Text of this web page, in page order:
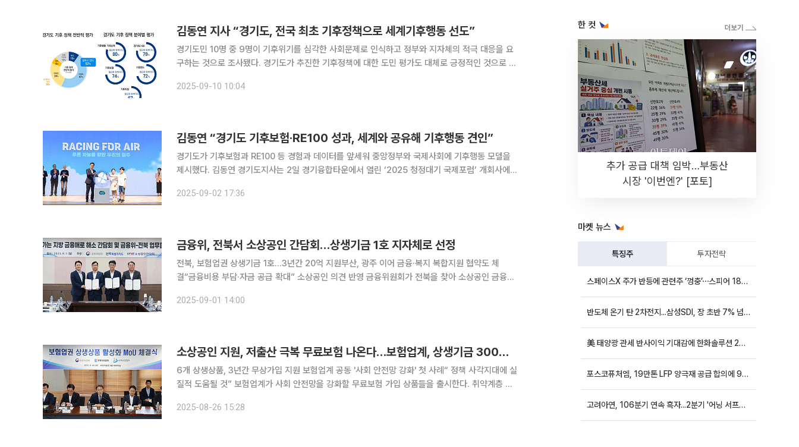
김동연 지사 “경기도, 전국 최초 기후정책으로 세계기후행동 선도”
경기도민 10명 중 9명이 기후위기를 심각한 사회문제로 인식하고 정부와 지자체의 적극 대응을 요
구하는 것으로 조사됐다. 경기도가 추진한 기후정책에 대한 도민 평가도 대체로 긍정적인 것으로 나
한 여론조사 결과, 응답자의 89%가 기후위기를 ‘심각하다’고
2025-09-10 10:04
김동연 “경기도 기후보험·RE100 성과, 세계와 공유해 기후행동 견인”
경기도가 기후보험과 RE100 등 경험과 데이터를 앞세워 중앙정부와 국제사회에 기후행동 모델을
제시했다. 김동연 경기도지사는 2일 경기융합타운에서 열린 ‘2025 청정대기 국제포럼’ 개회사에서
선언하며 내년 초까지 공공 RE100 달성을 약속했지만,
2025-09-02 17:36
금융위, 전북서 소상공인 간담회…상생기금 1호 지자체로 선정
전북, 보험업권 상생기금 1호…3년간 20억 지원부산, 광주 이어 금융·복지 복합지원 협약도 체
결“금융비용 부담·자금 공급 확대” 소상공인 의견 반영 금융위원회가 전북을 찾아 소상공인 금융애
전주에서 ‘찾아가는 지방 금융애로 해소 간담회’를 개최하고 전북
2025-09-01 14:00
소상공인 지원, 저출산 극복 무료보험 나온다…보험업계, 상생기금 300억 조성 [종합]
6개 상생상품, 3년간 무상가입 지원 보험업계 공동 '사회 안전망 강화' 첫 사례“ 정책 사각지대에 실
질적 도움될 것” 보험업계가 사회 안전망을 강화할 무료보험 가입 상품들을 출시한다. 취약계층 지
는 사례는 이번이 처음이다. 보험업계는 이번 상생상품이 보험 사각
2025-08-26 15:28
한 컷
추가 공급 대책 임박…부동산
시장 '이번엔?' [포토]
마켓 뉴스
특징주 투자전략
스페이스X 주가 반등에 관련주 ‘껑충’⋯스피어 18%ㆍ에이치브이엠 12%↑
반도체 온기 탄 2차전지...삼성SDI, 장 초반 7% 넘게 껑충
美 태양광 관세 반사이익 기대감에 한화솔루션 20%대·OCI홀딩스 14%대 급등
포스코퓨처엠, 19만톤 LFP 양극재 공급 합의에 9%대 강세
고려아연, 106분기 연속 흑자...2분기 '어닝 서프라이즈'에 장 초반 12%대 강세